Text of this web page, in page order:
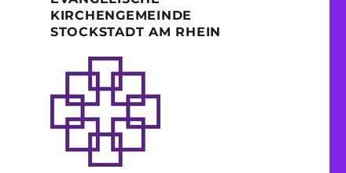
KIRCHENGEMEINDE
STOCKSTADT AM RHEIN